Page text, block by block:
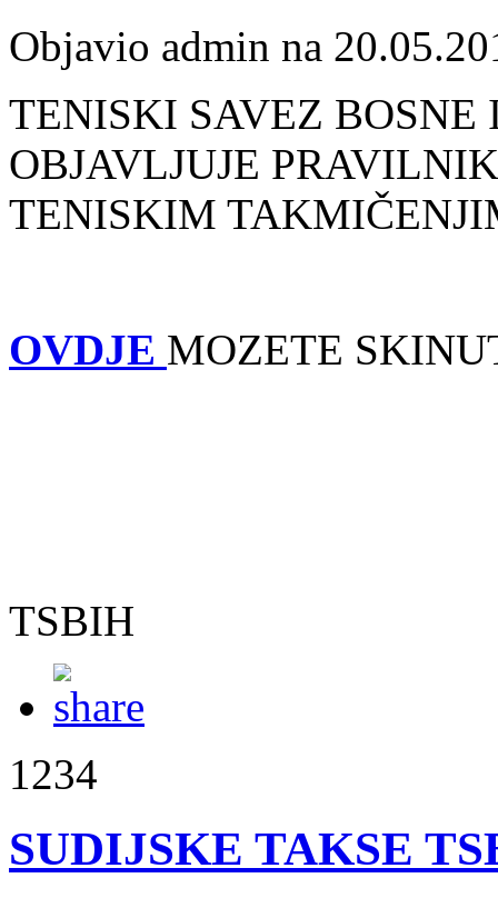
Objavio admin na
TENISKI SAVEZ BOSNE
OBJAVLJUJE
TENISKIM
OVDJE MOZETE
TSBIH
1234
SUDIJSKE TAKSE